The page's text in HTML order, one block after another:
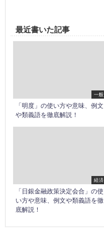
最近書いた記事
一般
「明度」の使い方や意味、例文
や類義語を徹底解説！
経済
「日銀金融政策決定会合」の使
い方や意味、例文や類義語を徹
底解説！